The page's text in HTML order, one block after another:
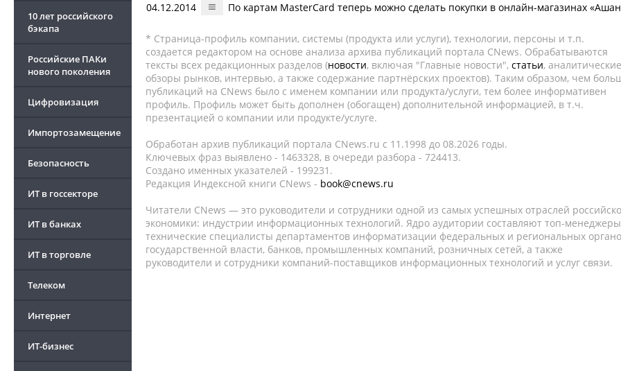
10 лет российского
бэкапа
Российские ПАКи
нового поколения
Цифровизация
Импортозамещение
Безопасность
ИТ в госсекторе
ИТ в банках
ИТ в торговле
Телеком
Интернет
ИТ-бизнес
04.12.2014 По картам MasterCard теперь можно сделать покупки в онлайн-магазинах
* Страница-профиль компании, системы (продукта или услуги), технологии, персоны и т.п.
создается редактором на основе анализа архива публикаций портала CNews. Обрабатываются
тексты всех редакционных разделов (новости, включая "Главные новости", статьи, аналитические
обзоры рынков, интервью, а также содержание партнёрских проектов). Таким образом, чем
публикаций на CNews было с именем компании или продукта/услуги, тем более информативен
профиль. Профиль может быть дополнен (обогащен) дополнительной информацией, в т.ч.
презентацией о компании или продукте/услуге.
Обработан архив публикаций портала CNews.ru c 11.1998 до 08.2026 годы.
Ключевых фраз выявлено - 1463328, в очереди разбора - 724413.
Создано именных указателей - 199231.
Редакция Индексной книги CNews - book@cnews.ru
Читатели CNews — это руководители и сотрудники одной из самых успешных отраслей
экономики: индустрии информационных технологий. Ядро аудитории составляют топ-
технические специалисты департаментов информатизации федеральных и региональных
государственной власти, банков, промышленных компаний, розничных сетей, а также
руководители и сотрудники компаний-поставщиков информационных технологий и услуг связи.